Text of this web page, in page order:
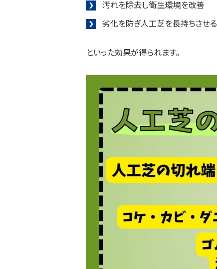
汚れを除去し衛生環境を改善
劣化を防ぎ人工芝を長持ちさせる
といった効果が得られます。